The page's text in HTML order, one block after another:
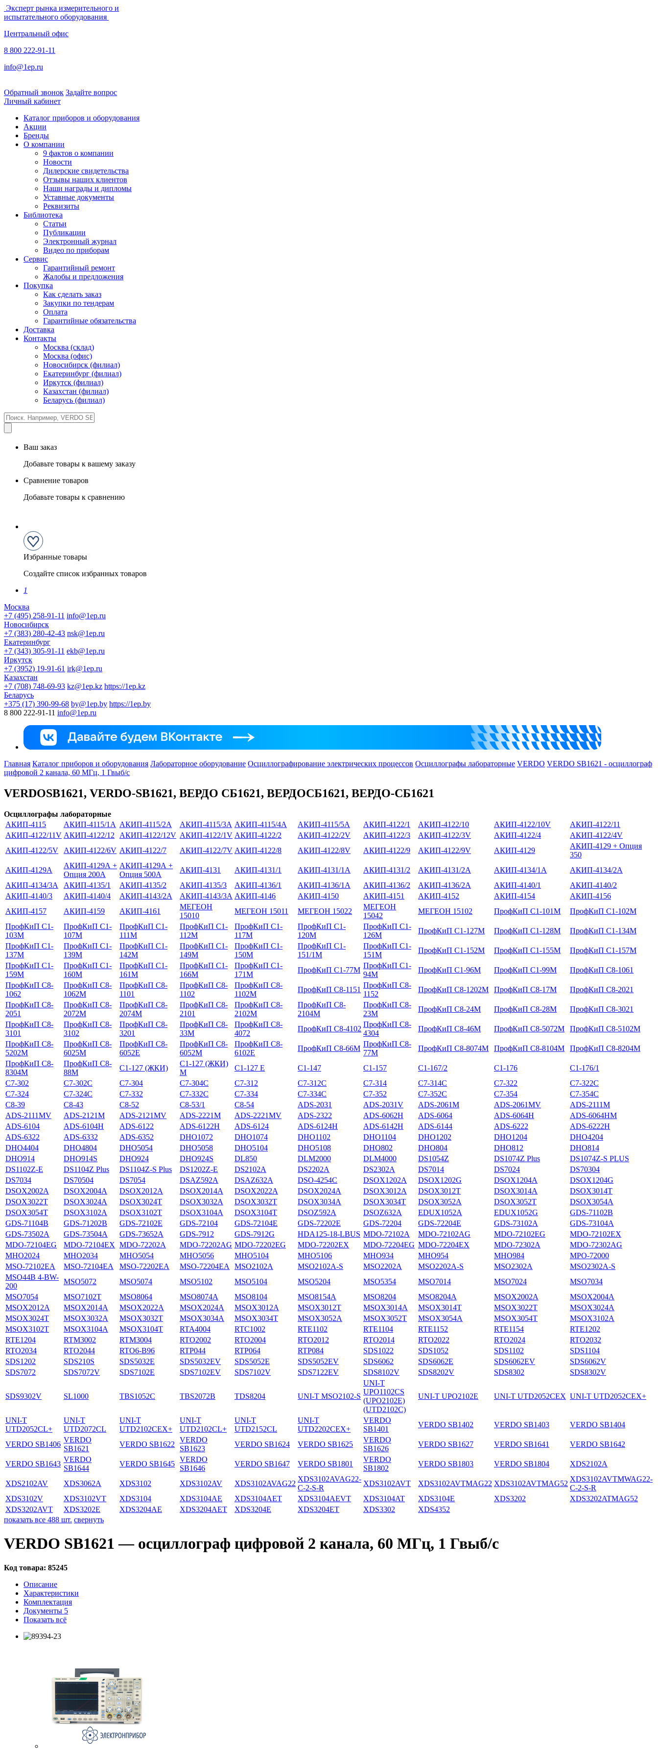
Эксперт рынка измерительного и
испытательного оборудования
Центральный офис
8 800 222-91-11
info@1ep.ru
Обратный звонок Задайте вопрос
Личный кабинет
Каталог приборов и оборудования
Акции
Бренды
О компании
9 фактов о компании
Новости
Дилерские свидетельства
Отзывы наших клиентов
Наши награды и дипломы
Уставные документы
Реквизиты
Библиотека
Статьи
Публикации
Электронный журнал
Видео по приборам
Сервис
Гарантийный ремонт
Жалобы и предложения
Покупка
Как сделать заказ
Закупки по тендерам
Оплата
Гарантийные обязательства
Доставка
Контакты
Москва (склад)
Москва (офис)
Новосибирск (филиал)
Екатеринбург (филиал)
Иркутск (филиал)
Казахстан (филиал)
Беларусь (филиал)
Ваш заказ
Добавьте товары к вашему заказу
Сравнение товаров
Добавьте товары к сравнению
Избранные товары
Создайте список избранных товаров
1
Москва
+7 (495) 258-91-11 info@1ep.ru
Новосибирск
+7 (383) 280-42-43 nsk@1ep.ru
Екатеринбург
+7 (343) 305-91-11 ekb@1ep.ru
Иркутск
+7 (3952) 19-91-61 irk@1ep.ru
Казахстан
+7 (708) 748-69-93 kz@1ep.kz https://1ep.kz
Беларусь
+375 (17) 390-99-68 by@1ep.by https://1ep.by
8 800 222-91-11 info@1ep.ru
Главная Каталог приборов и оборудования Лабораторное оборудование Осциллографирование электрических процессов Осциллографы лабораторные VERDO VERDO SB1621 - осциллограф
цифровой 2 канала, 60 МГц, 1 Гвыб/с
VERDOSB1621, VERDO-SB1621, ВЕРДО СБ1621, ВЕРДОСБ1621, ВЕРДО-СБ1621
Осциллографы лабораторные
АКИП-4115
АКИП-4115/1А АКИП-4115/2А АКИП-4115/3А АКИП-4115/4А АКИП-4115/5А АКИП-4122/1 АКИП-4122/10 АКИП-4122/10V
АКИП-4122/11
АКИП-4122/11V АКИП-4122/12 АКИП-4122/12V АКИП-4122/1V АКИП-4122/2 АКИП-4122/2V АКИП-4122/3 АКИП-4122/3V АКИП-4122/4
АКИП-4122/4V
АКИП-4122/5V
АКИП-4122/6V АКИП-4122/7 АКИП-4122/7V АКИП-4122/8 АКИП-4122/8V АКИП-4122/9 АКИП-4122/9V АКИП-4129
АКИП-4129 + Опция
350
АКИП-4129А
АКИП-4129А +
Опция 200А
АКИП-4129А +
Опция 500А
АКИП-4131 АКИП-4131/1 АКИП-4131/1А АКИП-4131/2 АКИП-4131/2А АКИП-4134/1А
АКИП-4134/2А
АКИП-4134/3А
АКИП-4135/1 АКИП-4135/2 АКИП-4135/3 АКИП-4136/1 АКИП-4136/1А АКИП-4136/2 АКИП-4136/2А АКИП-4140/1
АКИП-4140/2
АКИП-4140/3
АКИП-4140/4 АКИП-4143/2А АКИП-4143/3А АКИП-4146 АКИП-4150 АКИП-4151 АКИП-4152 АКИП-4154
АКИП-4156
АКИП-4157
АКИП-4159 АКИП-4161
МЕГЕОН
15010
МЕГЕОН 15011 МЕГЕОН 15022
МЕГЕОН
15042
МЕГЕОН 15102 ПрофКиП С1-101М
ПрофКиП С1-102М
ПрофКиП С1-
103М
ПрофКиП С1-
107М
ПрофКиП С1-
111М
ПрофКиП С1-
112М
ПрофКиП С1-
117М
ПрофКиП С1-
120М
ПрофКиП С1-
126М
ПрофКиП С1-127М ПрофКиП С1-128М
ПрофКиП С1-134М
ПрофКиП С1-
137М
ПрофКиП С1-
139М
ПрофКиП С1-
142М
ПрофКиП С1-
149М
ПрофКиП С1-
150М
ПрофКиП С1-
151/1М
ПрофКиП С1-
151М
ПрофКиП С1-152М ПрофКиП С1-155М
ПрофКиП С1-157М
ПрофКиП С1-
159М
ПрофКиП С1-
160М
ПрофКиП С1-
161М
ПрофКиП С1-
166М
ПрофКиП С1-
171М
ПрофКиП С1-77М
ПрофКиП С1-
94М
ПрофКиП С1-96М ПрофКиП С1-99М
ПрофКиП С8-1061
ПрофКиП С8-
1062
ПрофКиП С8-
1062М
ПрофКиП С8-
1101
ПрофКиП С8-
1102
ПрофКиП С8-
1102М
ПрофКиП С8-1151
ПрофКиП С8-
1152
ПрофКиП С8-1202М ПрофКиП С8-17М
ПрофКиП С8-2021
ПрофКиП С8-
2051
ПрофКиП С8-
2072М
ПрофКиП С8-
2074М
ПрофКиП С8-
2101
ПрофКиП С8-
2102М
ПрофКиП С8-
2104М
ПрофКиП С8-
23М
ПрофКиП С8-24М ПрофКиП С8-28М
ПрофКиП С8-3021
ПрофКиП С8-
3101
ПрофКиП С8-
3102
ПрофКиП С8-
3201
ПрофКиП С8-
33М
ПрофКиП С8-
4072
ПрофКиП С8-4102
ПрофКиП С8-
4304
ПрофКиП С8-46М ПрофКиП С8-5072М
ПрофКиП С8-5102М
ПрофКиП С8-
5202М
ПрофКиП С8-
6025М
ПрофКиП С8-
6052Е
ПрофКиП С8-
6052М
ПрофКиП С8-
6102Е
ПрофКиП С8-66М
ПрофКиП С8-
77М
ПрофКиП С8-8074М ПрофКиП С8-8104М
ПрофКиП С8-8204М
ПрофКиП С8-
8304М
ПрофКиП С8-
88М
С1-127 (ЖКИ)
С1-127 (ЖКИ)
М
С1-127 Е С1-147 С1-157 С1-167/2 С1-176
С1-176/1
С7-302
С7-302С С7-304 С7-304С С7-312 С7-312С С7-314 С7-314С С7-322
С7-322С
С7-324
С7-324С С7-332 С7-332С С7-334 С7-334С С7-352 С7-352С С7-354
С7-354С
С8-39
С8-43 С8-52 С8-53/1 С8-54 ADS-2031 ADS-2031V ADS-2061M ADS-2061MV
ADS-2111M
ADS-2111MV
ADS-2121M ADS-2121MV ADS-2221M ADS-2221MV ADS-2322 ADS-6062H ADS-6064 ADS-6064H
ADS-6064HM
ADS-6104
ADS-6104H ADS-6122 ADS-6122H ADS-6124 ADS-6124H ADS-6142H ADS-6144 ADS-6222
ADS-6222H
ADS-6322
ADS-6332 ADS-6352 DHO1072 DHO1074 DHO1102 DHO1104 DHO1202 DHO1204
DHO4204
DHO4404
DHO4804 DHO5054 DHO5058 DHO5104 DHO5108 DHO802 DHO804 DHO812
DHO814
DHO914
DHO914S DHO924 DHO924S DL850 DLM2000 DLM4000 DS1054Z DS1074Z Plus
DS1074Z-S PLUS
DS1102Z-E
DS1104Z Plus DS1104Z-S Plus DS1202Z-E DS2102А DS2202A DS2302A DS7014 DS7024
DS70304
DS7034
DS70504 DS7054 DSAZ592A DSAZ632A DSO-4254C DSOX1202A DSOX1202G DSOX1204A
DSOX1204G
DSOX2002A
DSOX2004A DSOX2012A DSOX2014A DSOX2022A DSOX2024A DSOX3012A DSOX3012T DSOX3014A
DSOX3014T
DSOX3022T
DSOX3024A DSOX3024T DSOX3032A DSOX3032T DSOX3034A DSOX3034T DSOX3052A DSOX3052T
DSOX3054A
DSOX3054T
DSOX3102A DSOX3102T DSOX3104A DSOX3104T DSOZ592A DSOZ632A EDUX1052A EDUX1052G
GDS-71102B
GDS-71104B
GDS-71202B GDS-72102E GDS-72104 GDS-72104E GDS-72202E GDS-72204 GDS-72204E GDS-73102A
GDS-73104A
GDS-73502A
GDS-73504A GDS-73652A GDS-7912 GDS-7912G HDA125-18-LBUS MDO-72102A MDO-72102AG MDO-72102EG
MDO-72102EX
MDO-72104EG
MDO-72104EX MDO-72202A MDO-72202AG MDO-72202EG MDO-72202EX MDO-72204EG MDO-72204EX MDO-72302A
MDO-72302AG
MHO2024
MHO2034 MHO5054 MHO5056 MHO5104 MHO5106 MHO934 MHO954 MHO984
MPO-72000
MSO-72102EA
MSO-72104EA MSO-72202EA MSO-72204EA MSO2102A MSO2102A-S MSO2202A MSO2202A-S MSO2302A
MSO2302A-S
MSO44B 4-BW-
200
MSO5072 MSO5074 MSO5102 MSO5104 MSO5204 MSO5354 MSO7014 MSO7024
MSO7034
MSO7054
MSO7102T MSO8064 MSO8074A MSO8104 MSO8154A MSO8204 MSO8204A MSOX2002A
MSOX2004A
MSOX2012A
MSOX2014A MSOX2022A MSOX2024A MSOX3012A MSOX3012T MSOX3014A MSOX3014T MSOX3022T
MSOX3024A
MSOX3024T
MSOX3032A MSOX3032T MSOX3034A MSOX3034T MSOX3052A MSOX3052T MSOX3054A MSOX3054T
MSOX3102A
MSOX3102T
MSOX3104A MSOX3104T RTA4004 RTC1002 RTE1102 RTE1104 RTE1152 RTE1154
RTE1202
RTE1204
RTM3002 RTM3004 RTO2002 RTO2004 RTO2012 RTO2014 RTO2022 RTO2024
RTO2032
RTO2034
RTO2044 RTO6-B96 RTP044 RTP064 RTP084 SDS1022 SDS1052 SDS1102
SDS1104
SDS1202
SDS210S SDS5032E SDS5032EV SDS5052E SDS5052EV SDS6062 SDS6062E SDS6062EV
SDS6062V
SDS7072
SDS7072V SDS7102E SDS7102EV SDS7102V SDS7122EV SDS8102V SDS8202V SDS8302 SDS8302V
SDS9302V SL1000 TBS1052C TBS2072B TDS8204 UNI-T MSO2102-S
UNI-T
UPO1102CS
(UPO2102E)
(UTD2102C)
UNI-T UPO2102E UNI-T UTD2052CEX UNI-T UTD2052CEX+
UNI-T
UTD2052CL+
UNI-T
UTD2072CL
UNI-T
UTD2102CEX+
UNI-T
UTD2102CL+
UNI-T
UTD2152CL
UNI-T
UTD2202CEX+
VERDO
SB1401
VERDO SB1402 VERDO SB1403 VERDO SB1404
VERDO SB1406
VERDO
SB1621
VERDO SB1622
VERDO
SB1623
VERDO SB1624 VERDO SB1625
VERDO
SB1626
VERDO SB1627 VERDO SB1641 VERDO SB1642
VERDO SB1643
VERDO
SB1644
VERDO SB1645
VERDO
SB1646
VERDO SB1647 VERDO SB1801
VERDO
SB1802
VERDO SB1803 VERDO SB1804 XDS2102A
XDS2102AV XDS3062A XDS3102 XDS3102AV XDS3102AVAG22
XDS3102AVAG22-
C-2-S-R
XDS3102AVT XDS3102AVTMAG22 XDS3102AVTMAG52
XDS3102AVTMWAG22-
C-2-S-R
XDS3102V
XDS3102VT XDS3104 XDS3104AE XDS3104AET XDS3104AEVT XDS3104AT XDS3104E XDS3202
XDS3202ATMAG52
XDS3202AVT
XDS3202E XDS3204AE XDS3204AET XDS3204E XDS3204ET XDS3302
XDS4352
показать все 488 шт. свернуть
VERDO SB1621 — осциллограф цифровой 2 канала, 60 МГц, 1 Гвыб/с
Код товара: 85245
Описание
Характеристики
Комплектация
Документы 5
Показать всё